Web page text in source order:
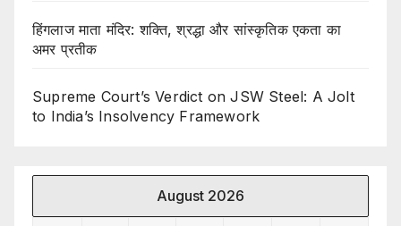
हिंगलाज माता मंदिर: शक्ति, श्रद्धा और सांस्कृतिक एकता का
अमर प्रतीक
Supreme Court’s Verdict on JSW Steel: A Jolt
to India’s Insolvency Framework
August 2026